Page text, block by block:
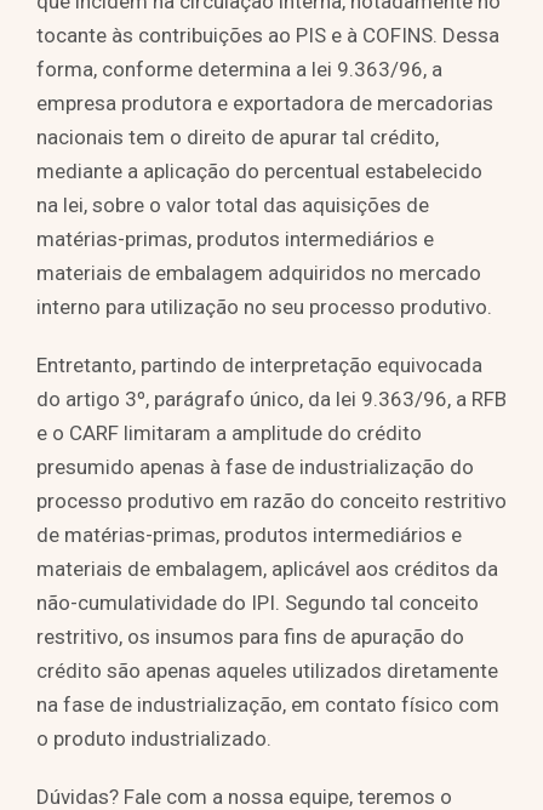
tocante às contribuições ao PIS e à COFINS. Dessa
forma, conforme determina a lei 9.363/96, a
empresa produtora e exportadora de mercadorias
nacionais tem o direito de apurar tal crédito,
mediante a aplicação do percentual estabelecido
na lei, sobre o valor total das aquisições de
matérias-primas, produtos intermediários e
materiais de embalagem adquiridos no mercado
interno para utilização no seu processo produtivo.
Entretanto, partindo de interpretação equivocada
do artigo 3º, parágrafo único, da lei 9.363/96, a RFB
e o CARF limitaram a amplitude do crédito
presumido apenas à fase de industrialização do
processo produtivo em razão do conceito restritivo
de matérias-primas, produtos intermediários e
materiais de embalagem, aplicável aos créditos da
não-cumulatividade do IPI. Segundo tal conceito
restritivo, os insumos para fins de apuração do
crédito são apenas aqueles utilizados diretamente
na fase de industrialização, em contato físico com
o produto industrializado.
Dúvidas? Fale com a nossa equipe, teremos o